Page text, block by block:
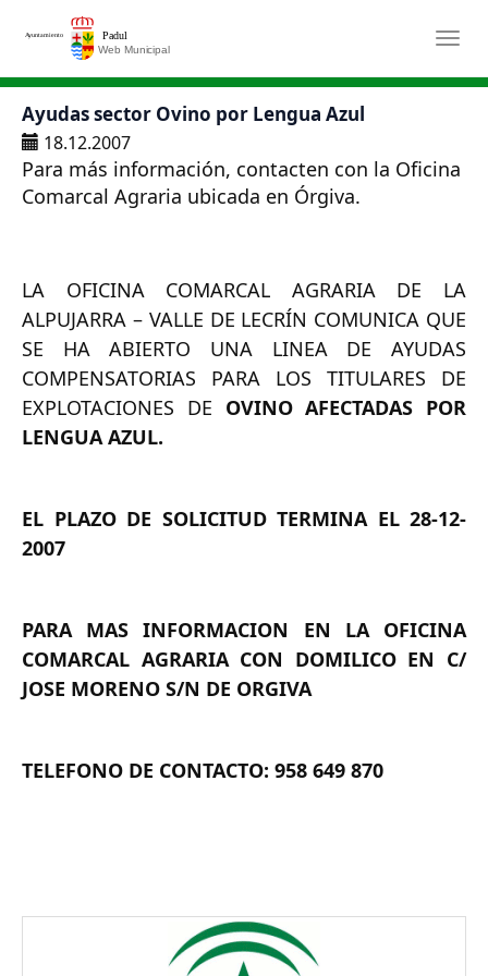
Saltar al contenido principal
Ayudas sector Ovino por Lengua Azul
18.12.2007
Para más información, contacten con la Oficina
Comarcal Agraria ubicada en Órgiva.
LA OFICINA COMARCAL AGRARIA DE LA
ALPUJARRA – VALLE DE LECRÍN COMUNICA QUE
SE HA ABIERTO UNA LINEA DE AYUDAS
COMPENSATORIAS PARA LOS TITULARES DE
EXPLOTACIONES DE OVINO AFECTADAS POR
LENGUA AZUL.
EL PLAZO DE SOLICITUD TERMINA EL 28-12-
2007
PARA MAS INFORMACION EN LA OFICINA
COMARCAL AGRARIA CON DOMILICO EN C/
JOSE MORENO S/N DE ORGIVA
TELEFONO DE CONTACTO: 958 649 870